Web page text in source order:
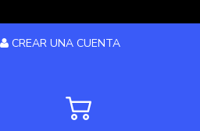
CREAR UNA CUENTA